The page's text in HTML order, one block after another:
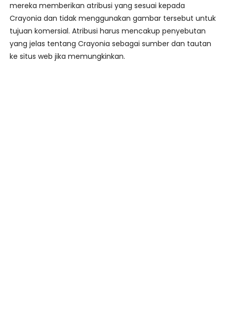
mereka memberikan atribusi yang sesuai kepada
Crayonia dan tidak menggunakan gambar tersebut untuk
tujuan komersial. Atribusi harus mencakup penyebutan
yang jelas tentang Crayonia sebagai sumber dan tautan
ke situs web jika memungkinkan.